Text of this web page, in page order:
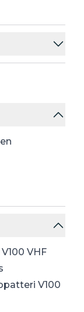
VHF
V100